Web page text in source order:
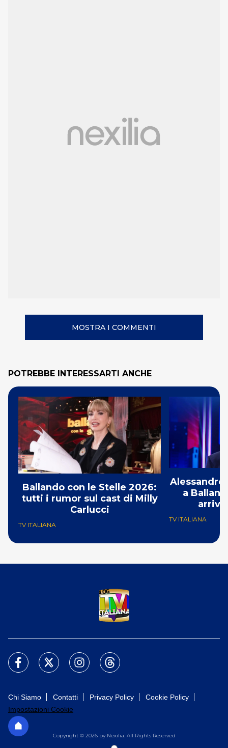
MOSTRA I COMMENTI
POTREBBE INTERESSARTI ANCHE
Ballando con le Stelle 2026:
tutti i rumor sul cast di Milly
Carlucci
TV ITALIANA
Alessandro
a
TV ITALIANA
Chi Siamo Contatti Privacy Policy
Cookie Policy
Impostazioni Cookie
Copyright © 2026 by Nexilia. All Rights Reserved